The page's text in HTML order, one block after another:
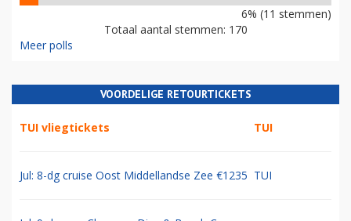
6% (11 stemmen)
Totaal aantal stemmen: 170
Meer polls
VOORDELIGE RETOURTICKETS
TUI vliegtickets TUI
Jul: 8-dg cruise Oost Middellandse Zee €1235 TUI